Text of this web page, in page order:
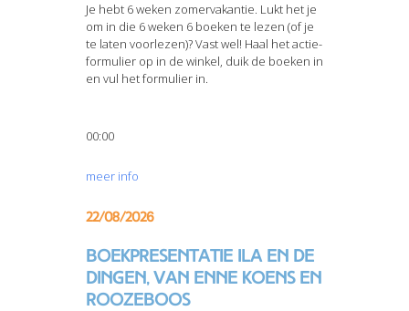
Je hebt 6 weken zomervakantie. Lukt het je
om in die 6 weken 6 boeken te lezen (of je
te laten voorlezen)? Vast wel! Haal het actie-
formulier op in de winkel, duik de boeken in
en vul het formulier in.
00:00
meer info
22/08/2026
Boekpresentatie Ila en de
dingen, van Enne Koens en
Roozeboos